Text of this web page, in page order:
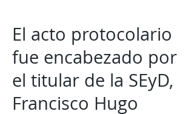
El acto protocolario
fue encabezado por
el titular de la SEyD,
Francisco Hugo